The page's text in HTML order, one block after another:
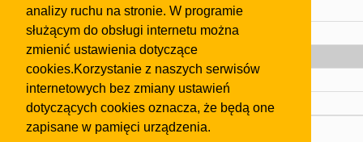
analizy ruchu na stronie. W programie
służącym do obsługi internetu można
zmienić ustawienia dotyczące
cookies.Korzystanie z naszych serwisów
internetowych bez zmiany ustawień
dotyczących cookies oznacza, że będą one
zapisane w pamięci urządzenia.
Olkusz
Kontakt
Strefa dla biznesu
Biura nieruchomości
Dealerzy i autokomisy
Skontaktuj się z nami